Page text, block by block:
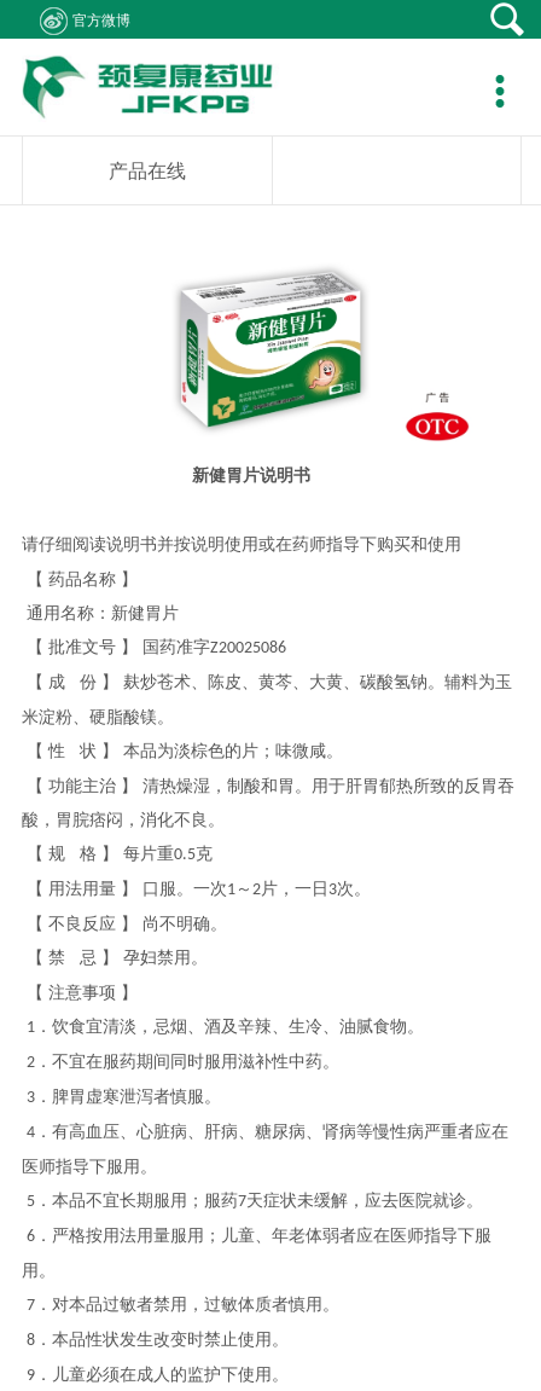
官方微博

产品中心
产品在线
新闻资讯
公司新闻
社会责任
医生资助
客户支持
资料下载
人力资源
职位招聘
关于我们
集团概况
联系我们
产品疾病咨询
销售业务咨询产品在线
新健胃片说明书
请仔细阅读说明书并按说明使用或在药师指导下购买和使用
【 药品名称 】
通用名称：新健胃片
【 批准文号 】 国药准字Z20025086
【 成 份 】
麸炒苍术、陈皮、黄芩、大黄、碳酸氢钠。辅料为玉
米淀粉、硬脂酸镁。
【 性 状 】
本品为淡棕色的片；味微咸。
【 功能主治 】
清热燥湿，制酸和胃。用于肝胃郁热所致的反胃吞
酸，胃脘痞闷，消化不良。
【 规 格 】 每片重0.5克
【 用法用量 】 口服。一次1 ～ 2片，一日 3次。
【 不良反应 】
尚不明确。
【 禁 忌 】
孕妇禁用。
【 注意事项 】
1 ．饮食宜清淡，忌烟、酒及辛辣、生冷、油腻食物。
2．不宜在服药期间同时服用滋补性中药。
3．脾胃虚寒泄泻者慎服。
4．有高血压、心脏病、肝病、糖尿病、肾病等慢性病严重者应在
医师指导下服用。
5．本品不宜长期服用；服药7天症状未缓解，应去医院就诊。
6．严格按用法用量服用；儿童、年老体弱者应在医师指导下服
用。
7．对本品过敏者禁用，过敏体质者慎用。
8．本品性状发生改变时禁止使用。
9．儿童必须在成人的监护下使用。